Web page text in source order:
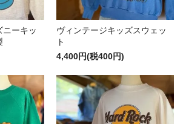
ニーキッ
ヴィンテージキッズスウェッ
ト
4,400円(税400円)